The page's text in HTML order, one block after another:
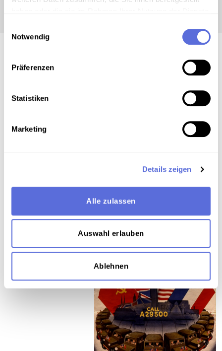
Notwendig
Präferenzen
Statistiken
Marketing
Details zeigen
Alle zulassen
Auswahl erlauben
Ablehnen
Der jetzige Zustand ist nicht tragbar
Gefangen
verbesserungen aber noch nicht frei